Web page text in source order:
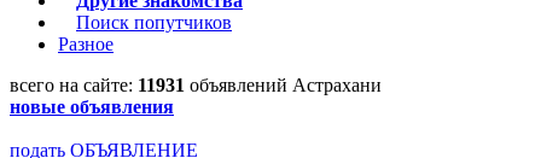
Поиск попутчиков
Разное
всего на сайте: 11931 объявлений Астрахани
новые объявления
подать ОБЪЯВЛЕНИЕ